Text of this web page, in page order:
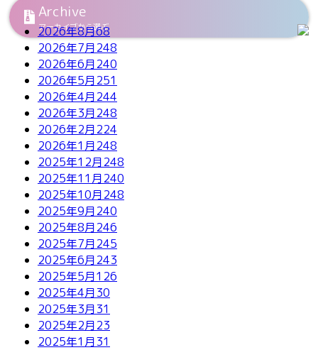
Archive
アーカイブから選ぶ
2026年8月68
2026年7月248
2026年6月240
2026年5月251
2026年4月244
2026年3月248
2026年2月224
2026年1月248
2025年12月248
2025年11月240
2025年10月248
2025年9月240
2025年8月246
2025年7月245
2025年6月243
2025年5月126
2025年4月30
2025年3月31
2025年2月23
2025年1月31